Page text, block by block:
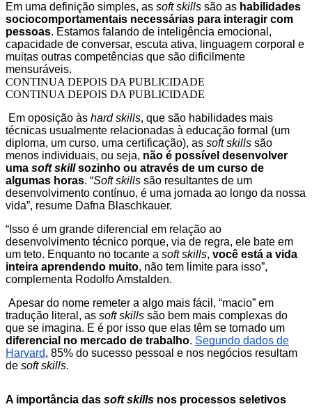
Em uma definição simples, as soft skills são as habilidades
sociocomportamentais necessárias para interagir com
pessoas. Estamos falando de inteligência emocional,
capacidade de conversar, escuta ativa, linguagem corporal e
muitas outras competências que são dificilmente
mensuráveis.
CONTINUA DEPOIS DA PUBLICIDADE
CONTINUA DEPOIS DA PUBLICIDADE
Em oposição às hard skills, que são habilidades mais
técnicas usualmente relacionadas à educação formal (um
diploma, um curso, uma certificação), as soft skills são
menos individuais, ou seja, não é possível desenvolver
uma soft skillsozinho ou através de um curso de
algumas horas. “Soft skills são resultantes de um
desenvolvimento contínuo, é uma jornada ao longo da nossa
vida”, resume Dafna Blaschkauer.
“Isso é um grande diferencial em relação ao
desenvolvimento técnico porque, via de regra, ele bate em
um teto. Enquanto no tocante a soft skills, você está a vida
inteira aprendendo muito, não tem limite para isso”,
complementa Rodolfo Amstalden.
Apesar do nome remeter a algo mais fácil, “macio” em
tradução literal, as soft skills são bem mais complexas do
que se imagina. E é por isso que elas têm se tornado um
diferencial no mercado de trabalho. Segundo dados de
Harvard, 85% do sucesso pessoal e nos negócios resultam
de soft skills.
A importância das soft skills nos processos seletivos